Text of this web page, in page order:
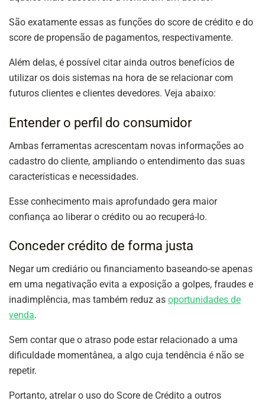
São exatamente essas as funções do score de crédito e do
score de propensão de pagamentos, respectivamente.
Além delas, é possível citar ainda outros benefícios de
utilizar os dois sistemas na hora de se relacionar com
futuros clientes e clientes devedores. Veja abaixo:
Entender o perfil do consumidor
Ambas ferramentas acrescentam novas informações ao
cadastro do cliente, ampliando o entendimento das suas
características e necessidades.
Esse conhecimento mais aprofundado gera maior
confiança ao liberar o crédito ou ao recuperá-lo.
Conceder crédito de forma justa
Negar um crediário ou financiamento baseando-se apenas
em uma negativação evita a exposição a golpes, fraudes e
inadimplência, mas também reduz as oportunidades de
venda.
Sem contar que o atraso pode estar relacionado a uma
dificuldade momentânea, a algo cuja tendência é não se
repetir.
Portanto, atrelar o uso do Score de Crédito a outros